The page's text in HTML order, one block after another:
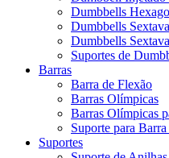
Dumbbells
Dumbbells
Dumbbells
Suportes de
Barras
Barra de Flexão
Barras Olímpicas
Barras Olímpicas
Suporte para
Suportes